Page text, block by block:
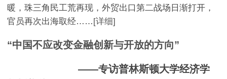
暖，珠三角民工荒再现，外贸出口第二战场日渐打开，
官员再次出海取经…… [详细]
“中国不应改变金融创新与开放的方向”
——专访普林斯顿大学经济学